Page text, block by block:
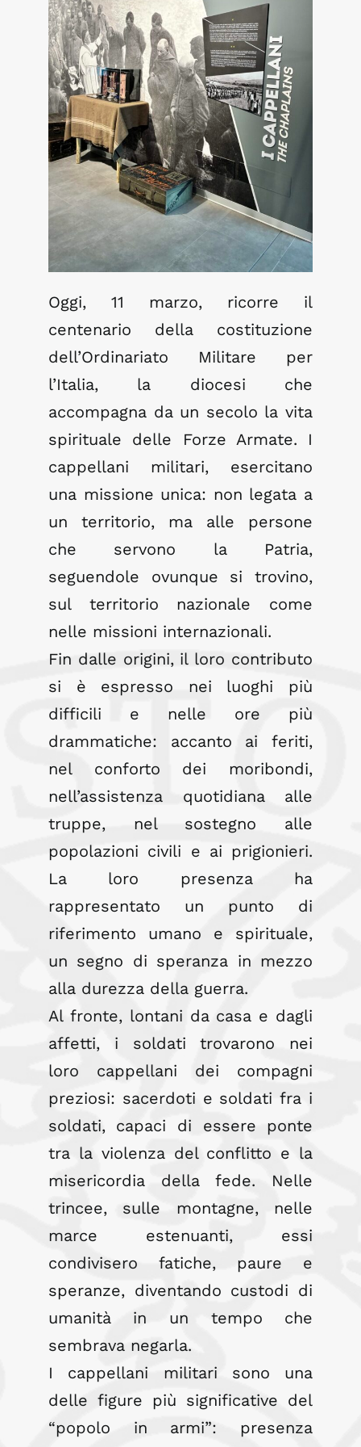
Notizie dal Museo
Pillole di Storia
Eventi
Contatti
Oggi, 11 marzo, ricorre il
centenario della costituzione
dell’Ordinariato Militare per
l’Italia, la diocesi che
accompagna da un secolo la vita
spirituale delle Forze Armate. I
cappellani militari, esercitano
una missione unica: non legata a
un territorio, ma alle persone
che servono la Patria,
seguendole ovunque si trovino,
sul territorio nazionale come
nelle missioni internazionali.
Fin dalle origini, il loro contributo
si è espresso nei luoghi più
difficili e nelle ore più
drammatiche: accanto ai feriti,
nel conforto dei moribondi,
nell’assistenza quotidiana alle
truppe, nel sostegno alle
popolazioni civili e ai prigionieri.
La loro presenza ha
rappresentato un punto di
riferimento umano e spirituale,
un segno di speranza in mezzo
alla durezza della guerra.
Al fronte, lontani da casa e dagli
affetti, i soldati trovarono nei
loro cappellani dei compagni
preziosi: sacerdoti e soldati fra i
soldati, capaci di essere ponte
tra la violenza del conflitto e la
misericordia della fede. Nelle
trincee, sulle montagne, nelle
marce estenuanti, essi
condivisero fatiche, paure e
speranze, diventando custodi di
umanità in un tempo che
sembrava negarla.
I cappellani militari sono una
delle figure più significative del
“popolo in armi”: presenza